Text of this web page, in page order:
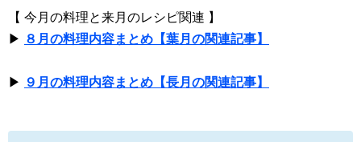
【 今月の料理と来月のレシピ関連 】
▶ ８月の料理内容まとめ【葉月の関連記事】
▶ ９月の料理内容まとめ【長月の関連記事】